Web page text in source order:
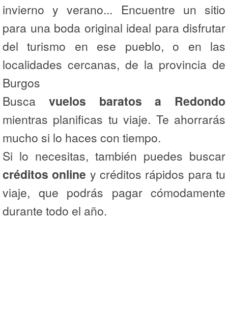
invierno y verano... Encuentre un sitio
para una boda original ideal para disfrutar
del turismo en ese pueblo, o en las
localidades cercanas, de la provincia de
Burgos
Busca vuelos baratos a Redondo
mientras planificas tu viaje. Te ahorrarás
mucho si lo haces con tiempo.
Si lo necesitas, también puedes buscar
créditos online y créditos rápidos para tu
viaje, que podrás pagar cómodamente
durante todo el año.